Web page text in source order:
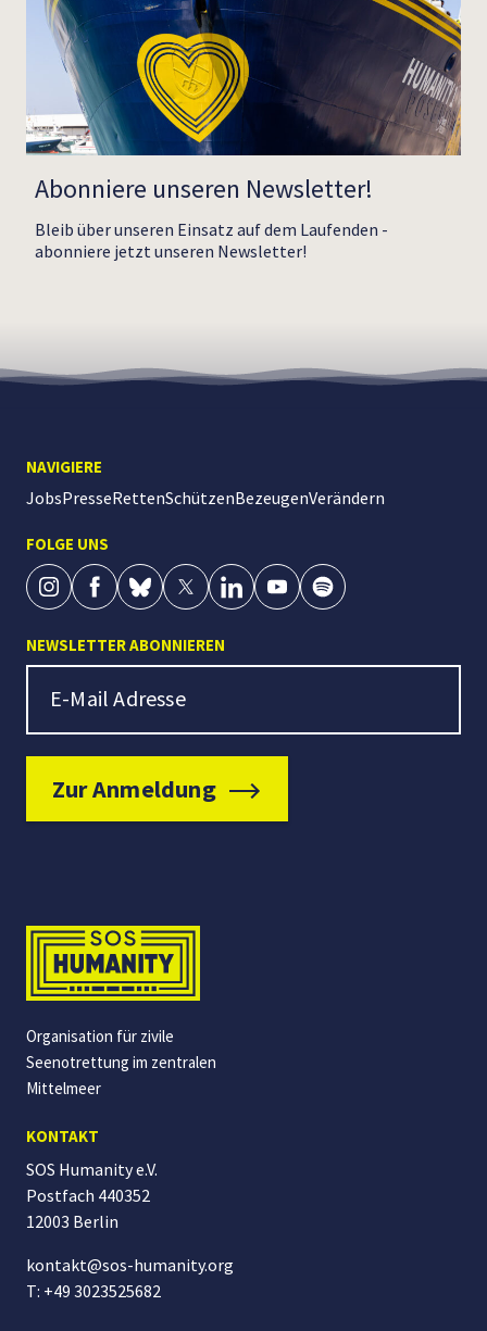
Abonniere unseren Newsletter!
Bleib über unseren Einsatz auf dem Laufenden -
abonniere jetzt unseren Newsletter!
NAVIGIERE
JobsPresseRettenSchützenBezeugenVerändern
FOLGE UNS
NEWSLETTER ABONNIEREN
Newsletter Signup
E-Mail Adresse
Zur Anmeldung
Organisation für zivile
Seenotrettung im zentralen
Mittelmeer
KONTAKT
SOS Humanity e.V.
Postfach 440352
12003 Berlin
kontakt@sos-humanity.org
T: +49 3023525682